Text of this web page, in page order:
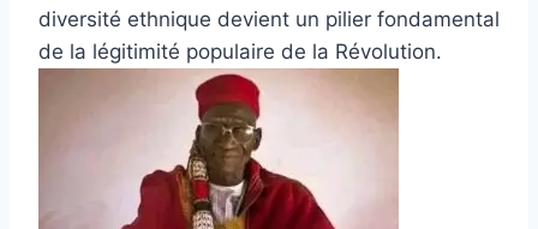
diversité ethnique devient un pilier fondamental
de la légitimité populaire de la Révolution.